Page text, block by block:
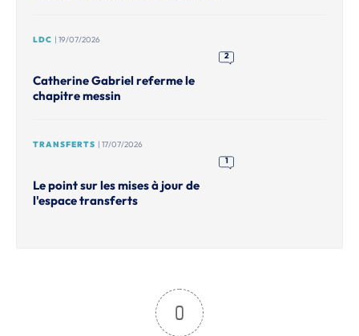
LDC | 19/07/2026
2
Catherine Gabriel referme le
chapitre messin
TRANSFERTS | 17/07/2026
1
Le point sur les mises à jour de
l'espace transferts
0